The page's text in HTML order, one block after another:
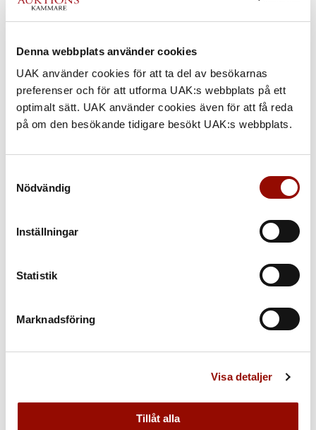
Denna webbplats använder cookies
UAK använder cookies för att ta del av besökarnas
preferenser och för att utforma UAK:s webbplats på ett
optimalt sätt. UAK använder cookies även för att få reda
på om den besökande tidigare besökt UAK:s webbplats.
Nödvändig
Inställningar
Statistik
Marknadsföring
Visa detaljer
Tillåt alla
AKTUELLA AUKTIONER